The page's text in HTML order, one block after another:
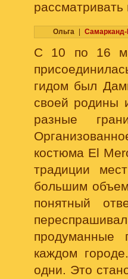
Ольга
С 10 по 16
гидом был
своей родины
разные
костюма El
традиции
большим
понятный
продуманные
каждом
одни. Это